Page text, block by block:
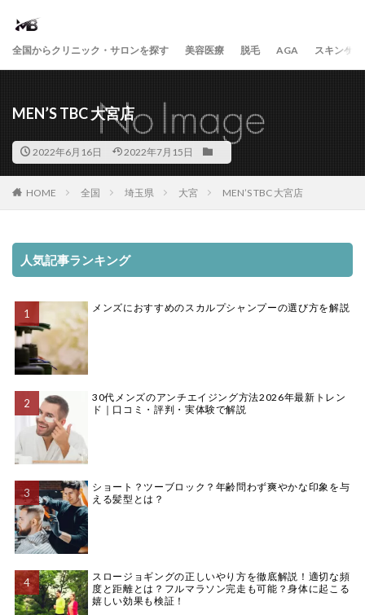
全国からクリニック・サロンを探す 美容医療 脱毛 AGA スキンケア
MEN’S TBC 大宮店
2022年6月16日 2022年7月15日
HOME 全国 埼玉県 大宮 MEN’S TBC 大宮店
人気記事ランキング
メンズにおすすめのスカルプシャンプーの選び方を解説
30代メンズのアンチエイジング方法2026年最新トレン
ド｜口コミ・評判・実体験で解説
ショート？ツーブロック？年齢問わず爽やかな印象を与
える髪型とは？
スロージョギングの正しいやり方を徹底解説！適切な頻
度と距離とは？フルマラソン完走も可能？身体に起こる
嬉しい効果も検証！